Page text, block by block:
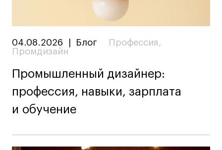
04.08.2026 Блог Профессия ,
Промдизайн
Промышленный дизайнер:
профессия, навыки, зарплата
и обучение